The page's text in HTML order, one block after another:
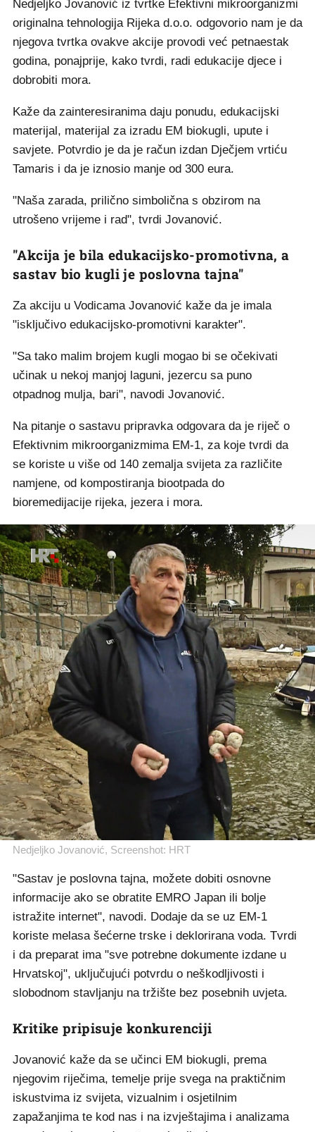
Nedjeljko Jovanović iz tvrtke Efektivni mikroorganizmi
originalna tehnologija Rijeka d.o.o. odgovorio nam je da
njegova tvrtka ovakve akcije provodi već petnaestak
godina, ponajprije, kako tvrdi, radi edukacije djece i
dobrobiti mora.
Kaže da zainteresiranima daju ponudu, edukacijski
materijal, materijal za izradu EM biokugli, upute i
savjete. Potvrdio je da je račun izdan Dječjem vrtiću
Tamaris i da je iznosio manje od 300 eura.
"Naša zarada, prilično simbolična s obzirom na
utrošeno vrijeme i rad", tvrdi Jovanović.
"Akcija je bila edukacijsko-promotivna, a
sastav bio kugli je poslovna tajna"
Za akciju u Vodicama Jovanović kaže da je imala
"isključivo edukacijsko-promotivni karakter".
"Sa tako malim brojem kugli mogao bi se očekivati
učinak u nekoj manjoj laguni, jezercu sa puno
otpadnog mulja, bari", navodi Jovanović.
Na pitanje o sastavu pripravka odgovara da je riječ o
Efektivnim mikroorganizmima EM-1, za koje tvrdi da
se koriste u više od 140 zemalja svijeta za različite
namjene, od kompostiranja biootpada do
bioremedijacije rijeka, jezera i mora.
Nedjeljko Jovanović, Screenshot: HRT
"Sastav je poslovna tajna, možete dobiti osnovne
informacije ako se obratite EMRO Japan ili bolje
istražite internet", navodi. Dodaje da se uz EM-1
koriste melasa šećerne trske i deklorirana voda. Tvrdi
i da preparat ima "sve potrebne dokumente izdane u
Hrvatskoj", uključujući potvrdu o neškodljivosti i
slobodnom stavljanju na tržište bez posebnih uvjeta.
Kritike pripisuje konkurenciji
Jovanović kaže da se učinci EM biokugli, prema
njegovim riječima, temelje prije svega na praktičnim
iskustvima iz svijeta, vizualnim i osjetilnim
zapažanjima te kod nas i na izvještajima i analizama